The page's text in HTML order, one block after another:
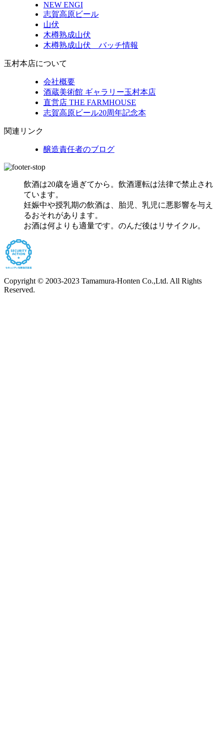
NEW ENGI
志賀高原ビール
山伏
木樽熟成山伏
木樽熟成山伏 バッチ情報
玉村本店について
会社概要
酒蔵美術館 ギャラリー玉村本店
直営店 THE FARMHOUSE
志賀高原ビール20周年記念本
関連リンク
醸造責任者のブログ
飲酒は20歳を過ぎてから。飲酒運転は法律で禁止され
ています。
妊娠中や授乳期の飲酒は、胎児、乳児に悪影響を与え
るおそれがあります。
お酒は何よりも適量です。のんだ後はリサイクル。
Copyright © 2003-2023 Tamamura-Honten Co.,Ltd. All Rights
Reserved.